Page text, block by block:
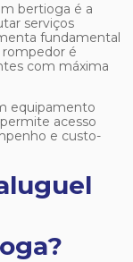
bertioga é a
serviços
fundamental
é
com máxima
equipamento
acesso
e custo-